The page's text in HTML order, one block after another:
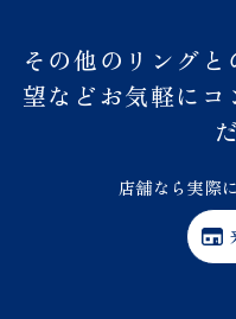
その他のリング
望などお気軽にコ
店舗なら実際